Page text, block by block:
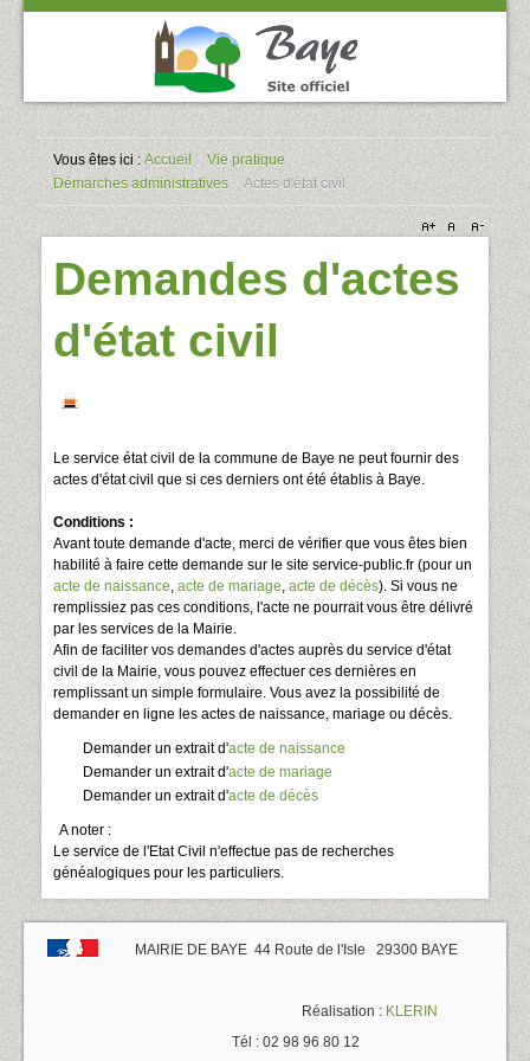
Vous êtes ici :Accueil / Vie pratique
Démarches administratives / Actes d'état civil
Demandes d'actes
d'état civil
Le service état civil de la commune de Baye ne peut fournir des
actes d'état civil que si ces derniers ont été établis à Baye.
Conditions :
Avant toute demande d'acte, merci de vérifier que vous êtes bien
habilité à faire cette demande sur le site service-public.fr (pour un
acte de naissance,acte de mariage,acte de décès). Si vous ne
remplissiez pas ces conditions, l'acte ne pourrait vous être délivré
par les services de la Mairie.
Afin de faciliter vos demandes d'actes auprès du service d'état
civil de la Mairie, vous pouvez effectuer ces dernières en
remplissant un simple formulaire. Vous avez la possibilité de
demander en ligne les actes de naissance, mariage ou décès.
Demander un extrait d'acte de naissance
Demander un extrait d'acte de mariage
Demander un extrait d'acte de décès
A noter :
Le service de l'Etat Civil n'effectue pas de recherches
généalogiques pour les particuliers.
MAIRIE DE BAYE 44 Route de l'Isle 29300 BAYE
Réalisation : KLERIN
Tél : 02 98 96 80 12